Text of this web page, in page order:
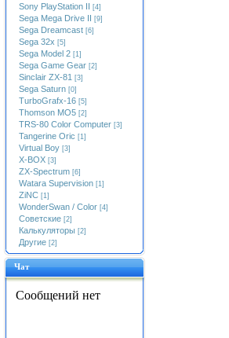
Sony PlayStation II [4]
Sega Mega Drive II [9]
Sega Dreamcast [6]
Sega 32x [5]
Sega Model 2 [1]
Sega Game Gear [2]
Sinclair ZX-81 [3]
Sega Saturn [0]
TurboGrafx-16 [5]
Thomson MO5 [2]
TRS-80 Color Computer [3]
Tangerine Oric [1]
Virtual Boy [3]
X-BOX [3]
ZX-Spectrum [6]
Watara Supervision [1]
ZiNC [1]
WonderSwan / Color [4]
Советские [2]
Калькуляторы [2]
Другие [2]
Чат